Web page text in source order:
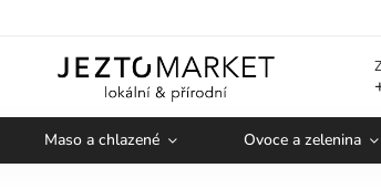
Maso a chlazené Ovoce a zelenina